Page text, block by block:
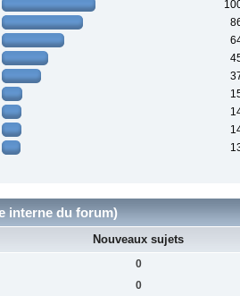
interne du forum)
Nouveaux sujets
0
0